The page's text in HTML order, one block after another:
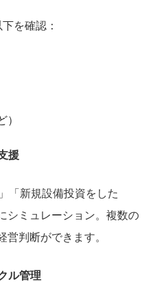
を確認：
）
援
「新規設備投資をした
シミュレーション。複数の
判断ができます。
ル管理